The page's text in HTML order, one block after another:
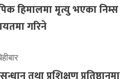
हिमालमा मृत्यु भएका निम्स
गरिने